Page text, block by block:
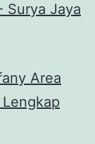
Surya Jaya
Area